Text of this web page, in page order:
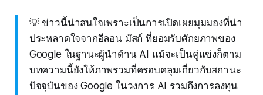
💡 ข่าวนี้น่าสนใจเพราะเป็นการเปิดเผยมุมมองที่น่า
ประหลาดใจจากอีลอน มัสก์ ที่ยอมรับศักยภาพของ
Google ในฐานะผู้นำด้าน AI แม้จะเป็นคู่แข่งก็ตาม
บทความนี้ยังให้ภาพรวมที่ครอบคลุมเกี่ยวกับสถานะ
ปัจจุบันของ Google ในวงการ AI รวมถึงการลงทุน